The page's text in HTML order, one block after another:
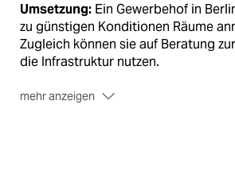
Umsetzung: Ein Gewerbehof in
zu günstigen Konditionen Räume
Zugleich können sie auf Beratung
die Infrastruktur nutzen.
mehr anzeigen